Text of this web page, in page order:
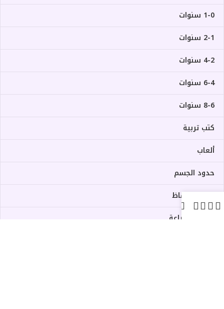
1-0 سنوات
2-1 سنوات
4-2 سنوات
6-4 سنوات
8-6 سنوات
كتب تربية
ألعاب
حدود الجسم
فطام الحفاظ
فطام الرضاعة